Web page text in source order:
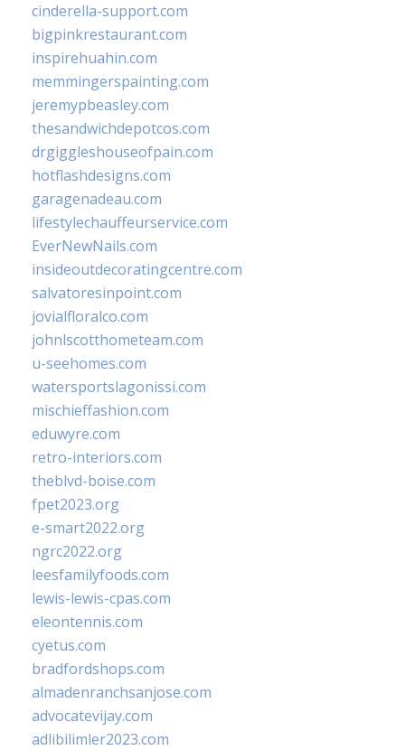
cinderella-support.com
bigpinkrestaurant.com
inspirehuahin.com
memmingerspainting.com
jeremypbeasley.com
thesandwichdepotcos.com
drgiggleshouseofpain.com
hotflashdesigns.com
garagenadeau.com
lifestylechauffeurservice.com
EverNewNails.com
insideoutdecoratingcentre.com
salvatoresinpoint.com
jovialfloralco.com
johnlscotthometeam.com
u-seehomes.com
watersportslagonissi.com
mischieffashion.com
eduwyre.com
retro-interiors.com
theblvd-boise.com
fpet2023.org
e-smart2022.org
ngrc2022.org
leesfamilyfoods.com
lewis-lewis-cpas.com
eleontennis.com
cyetus.com
bradfordshops.com
almadenranchsanjose.com
advocatevijay.com
adlibilimler2023.com